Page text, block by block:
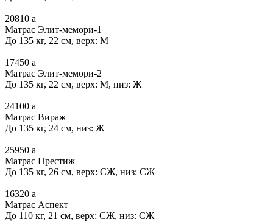
20810 a
Матрас Элит-мемори-1
До 135 кг, 22 см, верх: М
17450 a
Матрас Элит-мемори-2
До 135 кг, 22 см, верх: М, низ: Ж
24100 a
Матрас Вираж
До 135 кг, 24 см, низ: Ж
25950 a
Матрас Престиж
До 135 кг, 26 см, верх: СЖ, низ: СЖ
16320 a
Матрас Аспект
До 110 кг, 21 см, верх: СЖ, низ: СЖ